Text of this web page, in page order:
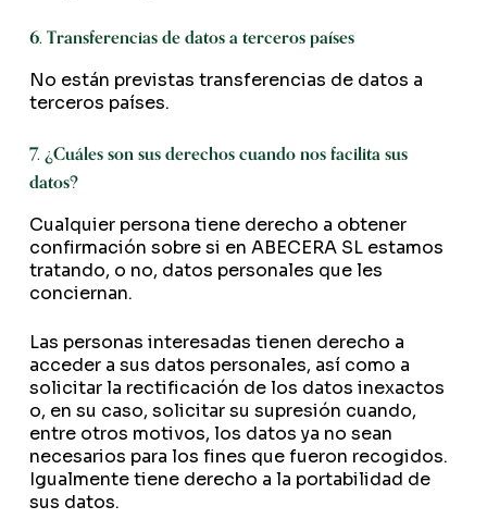
6. Transferencias de datos a terceros países
No están previstas transferencias de datos a
terceros países.
7. ¿Cuáles son sus derechos cuando nos facilita sus
datos?
Cualquier persona tiene derecho a obtener
confirmación sobre si en ABECERA SL estamos
tratando, o no, datos personales que les
conciernan.
Las personas interesadas tienen derecho a
acceder a sus datos personales, así como a
solicitar la rectificación de los datos inexactos
o, en su caso, solicitar su supresión cuando,
entre otros motivos, los datos ya no sean
necesarios para los fines que fueron recogidos.
Igualmente tiene derecho a la portabilidad de
sus datos.